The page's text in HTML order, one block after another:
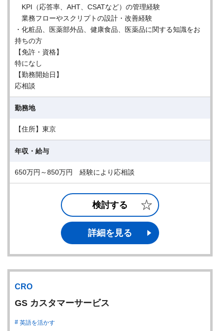
KPI（応答率、AHT、CSATなど）の管理経験
業務フローやスクリプトの設計・改善経験
・化粧品、医薬部外品、健康食品、医薬品に関する知識をお
持ちの方
【免許・資格】
特になし
【勤務開始日】
応相談
勤務地
【住所】東京
年収・給与
650万円～850万円 経験により応相談
検討する
詳細を見る
CRO
GS カスタマーサービス
英語を活かす